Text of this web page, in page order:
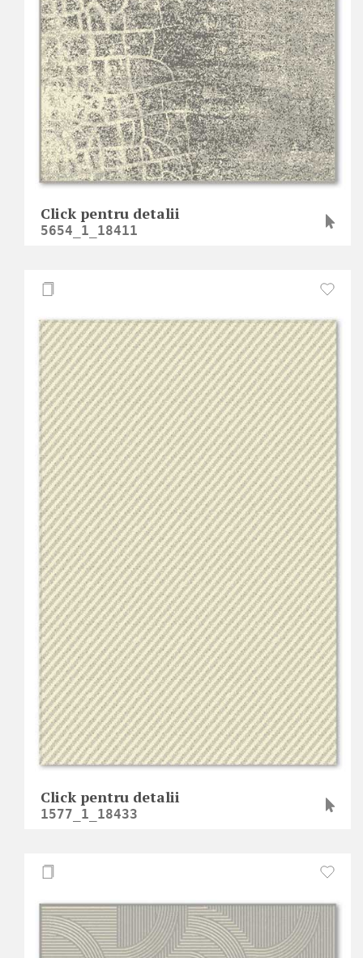
Click pentru detalii
5654_1_18411
Click pentru detalii
1577_1_18433